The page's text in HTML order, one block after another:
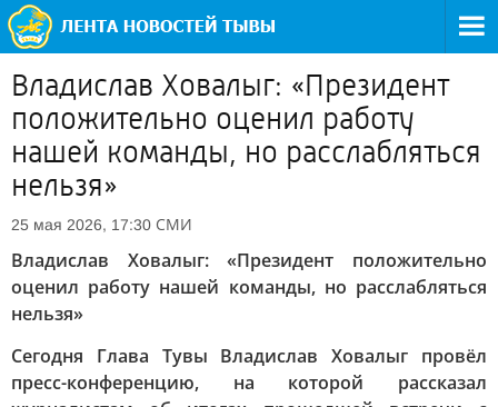
Владислав Ховалыг: «Президент
положительно оценил работу
нашей команды, но расслабляться
нельзя»
25 мая 2026, 17:30 СМИ
Владислав Ховалыг: «Президент положительно
оценил работу нашей команды, но расслабляться
нельзя»
Сегодня Глава Тувы Владислав Ховалыг провёл
пресс-конференцию, на которой рассказал